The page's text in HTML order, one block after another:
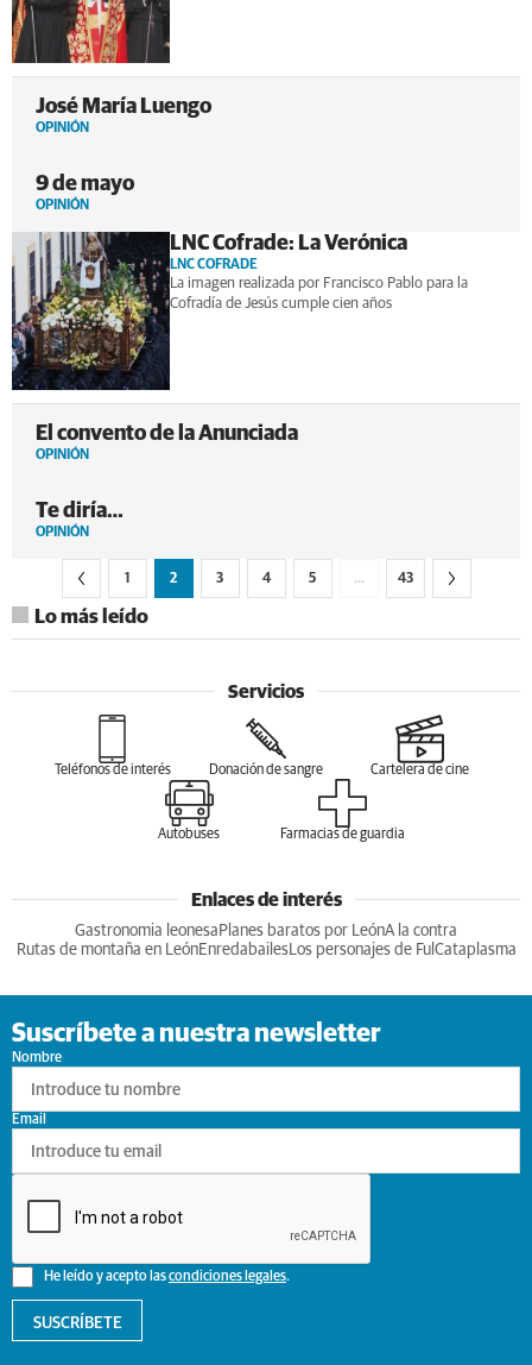
José María Luengo
OPINIÓN
9 de mayo
OPINIÓN
LNC Cofrade: La Verónica
LNC COFRADE
La imagen realizada por Francisco Pablo para la
Cofradía de Jesús cumple cien años
El convento de la Anunciada
OPINIÓN
Te diría…
OPINIÓN
1 2 3 4 5 … 43
Lo más leído
Servicios
Teléfonos de interés Donación de sangre Cartelera de cine
Autobuses Farmacias de guardia
Enlaces de interés
Gastronomia leonesa Planes baratos por LeónA la contra
Rutas de montaña en LeónEnredabailesLos personajes de Ful Cataplasma
Suscríbete a nuestra newsletter
Nombre
He leído y acepto lascondiciones legales.
Email
SUSCRÍBETE